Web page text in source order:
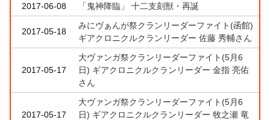
2017-06-08 「鬼神降臨」 十二支刻獣・再誕
2017-05-18
みにヴぁんが祭クランリーダーファイト(函館)
ギアクロニクルクランリーダー 佐藤 秀輔さん
2017-05-17
大ヴァンガ祭クランリーダーファイト(5月6
日) ギアクロニクルクランリーダー 金指 亮佑
さん
2017-05-17
大ヴァンガ祭クランリーダーファイト(5月6
日) ギアクロニクルクランリーダー 牧之瀬 竜